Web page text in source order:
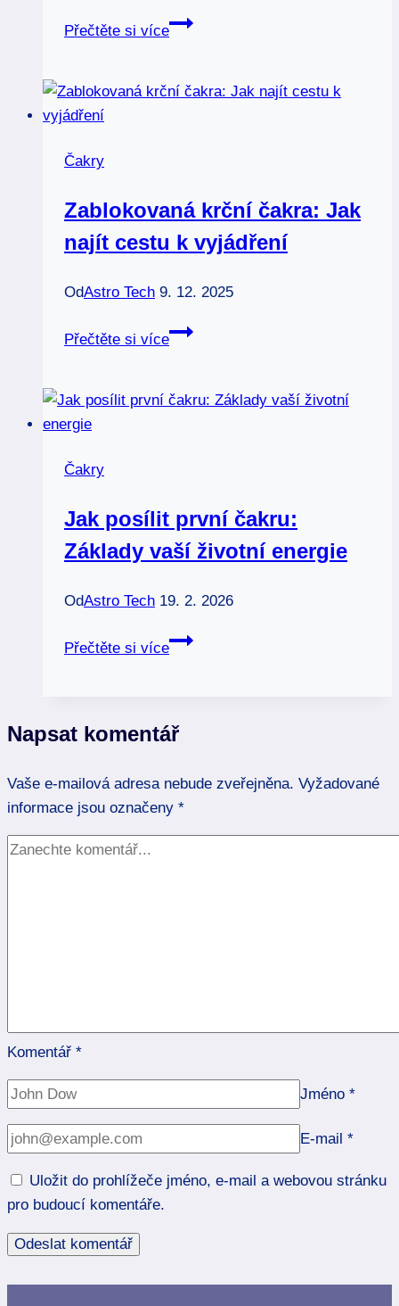
Přečtěte si více
Jak
náramek:
Čakry
Zablokovaná krční čakra: Jak
najít cestu k vyjádření
OdAstro Tech 9. 12. 2025
Přečtěte si více
Zablokovaná
Jak
Čakry
Jak posílit první čakru:
Základy vaší životní energie
OdAstro Tech 19. 2. 2026
Přečtěte si více
Jak
Základy
životní
energie
Napsat komentář
Vaše e-mailová adresa nebude zveřejněna. Vyžadované
informace jsou označeny *
Komentář *
Jméno *
E-mail *
Uložit do prohlížeče jméno, e-mail a webovou stránku
pro budoucí komentáře.